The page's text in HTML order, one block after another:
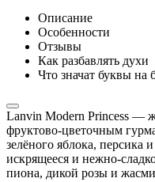
Описание
Особенности
Отзывы
Как разбавлять духи
Что значат буквы на
Lanvin Modern Princess —
фруктово‑цветочным
зелёного яблока, персика
искрящееся и
пиона, дикой розы и